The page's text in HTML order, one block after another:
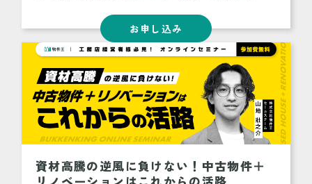
お申し込み
資材高騰の逆風に負けない！中古物件＋